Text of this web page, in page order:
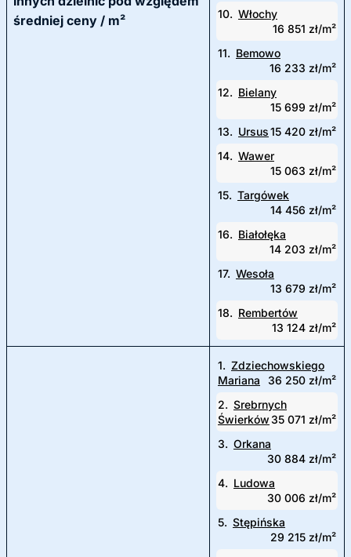
średniej ceny / m²
10. Włochy
16 851 zł/m²
11. Bemowo
16 233 zł/m²
12. Bielany
15 699 zł/m²
13. Ursus15 420 zł/m²
14. Wawer
15 063 zł/m²
15. Targówek
14 456 zł/m²
16. Białołęka
14 203 zł/m²
17. Wesoła
13 679 zł/m²
18. Rembertów
13 124 zł/m²
1. Zdziechowskiego
Mariana
36 250 zł/m²
2. Srebrnych
Świerków35 071 zł/m²
3. Orkana
30 884 zł/m²
4. Ludowa
30 006 zł/m²
5. Stępińska
29 215 zł/m²